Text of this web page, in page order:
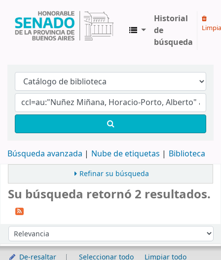
Historial
de
búsqueda
Búsqueda avanzada Nube de etiquetas Biblioteca
Refinar su búsqueda
Su búsqueda retornó 2 resultados.
Ordenar por:
De-resaltar Seleccionar todo
Limpiar todo